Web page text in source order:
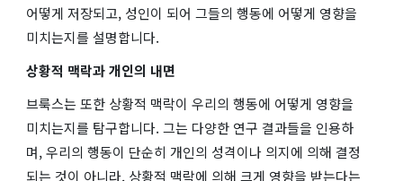
어떻게 저장되고, 성인이 되어 그들의 행동에 어떻게 영향을
미치는지를 설명합니다.
상황적 맥락과 개인의 내면
브룩스는 또한 상황적 맥락이 우리의 행동에 어떻게 영향을
미치는지를 탐구합니다. 그는 다양한 연구 결과들을 인용하
며, 우리의 행동이 단순히 개인의 성격이나 의지에 의해 결정
되는 것이 아니라, 상황적 맥락에 의해 크게 영향을 받는다는